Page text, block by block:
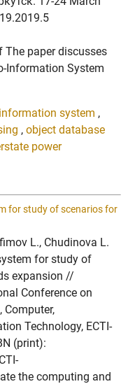
paper discusses
Information System
system ,
, object database
power
for study of scenarios for
L., Chudinova L.
for study of
expansion //
Conference on
Computer,
Technology, ECTI-
(print):
the computing and